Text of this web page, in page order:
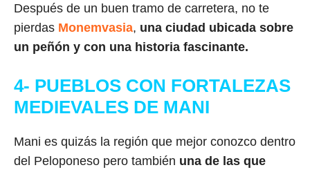
Después de un buen tramo de carretera, no te
pierdas Monemvasia, una ciudad ubicada sobre
un peñón y con una historia fascinante.
4- PUEBLOS CON FORTALEZAS
MEDIEVALES DE MANI
Mani es quizás la región que mejor conozco dentro
del Peloponeso pero también una de las que